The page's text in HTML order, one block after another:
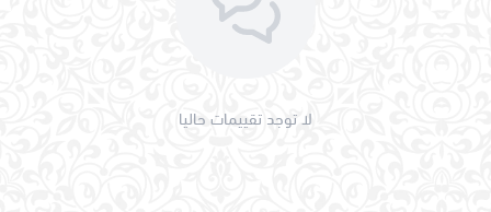
لا توجد تقييمات حاليا